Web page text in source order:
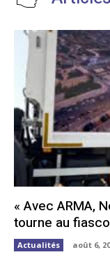
« Avec ARMA,
tourne au fiasco
Actualités août 6,